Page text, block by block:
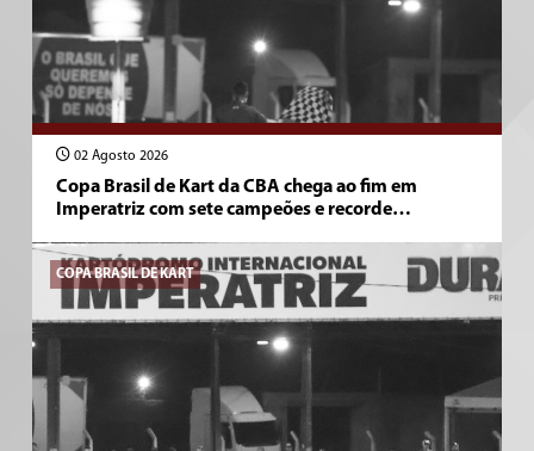
02 Agosto 2026
Copa Brasil de Kart da CBA chega ao fim em
Imperatriz com sete campeões e recorde…
COPA BRASIL DE KART